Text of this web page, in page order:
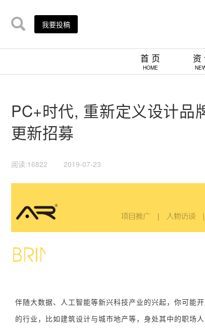
我要投稿
首 页
HOME
资
PC+时代, 重新定义设计品
更新招募
阅读:16822 2019-07-23
伴随大数据、人工智能等新兴科技产业的兴起，你可能
的行业，比如建筑设计与城市地产等，身处其中的职场